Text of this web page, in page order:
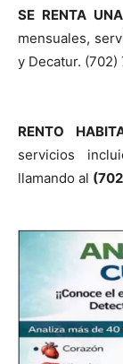
SE RENTA
mensuales,
y Decatur.
RENTO
servicios
llamando al